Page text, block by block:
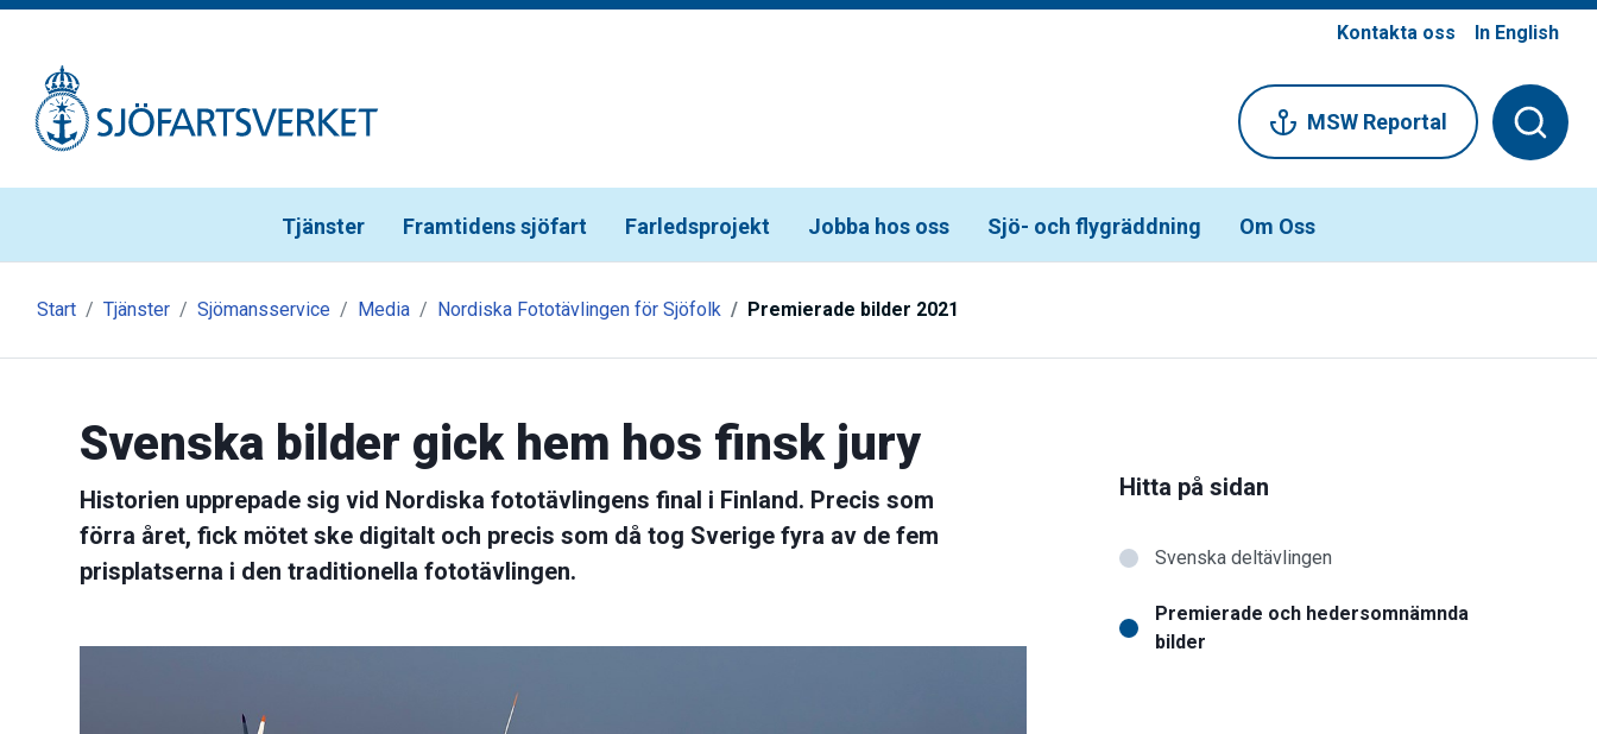
Kontakta oss In English
Tjänster Framtidens sjöfart Farledsprojekt Jobba hos oss Sjö- och flygräddning Om Oss
MSW Reportal
Start Tjänster Sjömansservice Media Nordiska Fototävlingen för Sjöfolk Premierade bilder 2021
Hitta på sidan
Svenska deltävlingen
Premierade och hedersomnämnda
bilder
Svenska bilder gick hem hos finsk jury
Historien upprepade sig vid Nordiska fototävlingens final i Finland. Precis som
förra året, fick mötet ske digitalt och precis som då tog Sverige fyra av de fem
prisplatserna i den traditionella fototävlingen.